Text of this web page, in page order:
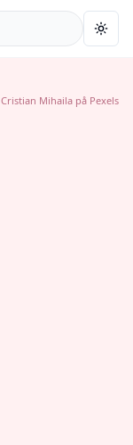
Cristian Mihaila på Pexels